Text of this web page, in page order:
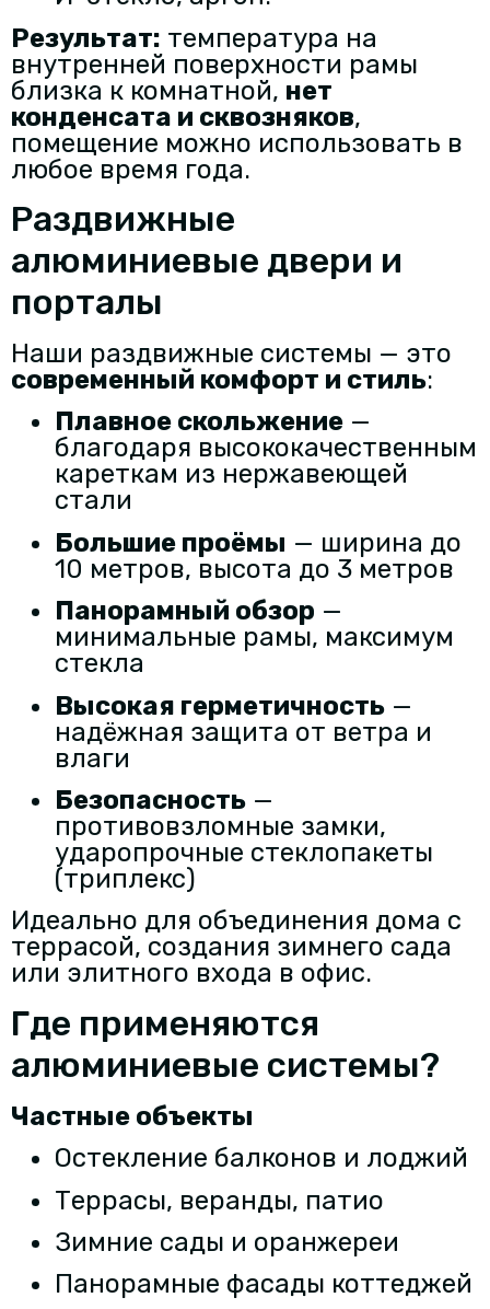
Результат: температура на
внутренней поверхности рамы
близка к комнатной, нет
конденсата и сквозняков,
помещение можно использовать в
любое время года.
Раздвижные
алюминиевые двери и
порталы
Наши раздвижные системы — это
современный комфорт и стиль:
Плавное скольжение —
благодаря высококачественным
кареткам из нержавеющей
стали
Большие проёмы — ширина до
10 метров, высота до 3 метров
Панорамный обзор —
минимальные рамы, максимум
стекла
Высокая герметичность —
надёжная защита от ветра и
влаги
Безопасность —
противовзломные замки,
ударопрочные стеклопакеты
(триплекс)
Идеально для объединения дома с
террасой, создания зимнего сада
или элитного входа в офис.
Где применяются
алюминиевые системы?
Частные объекты
Остекление балконов и лоджий
Террасы, веранды, патио
Зимние сады и оранжереи
Панорамные фасады коттеджей